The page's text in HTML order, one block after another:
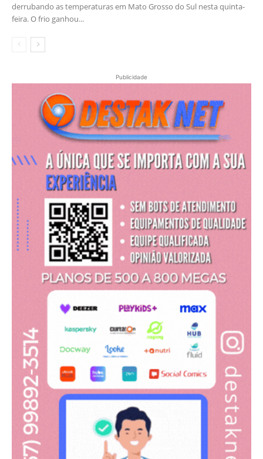
derrubando as temperaturas em Mato Grosso do Sul nesta quinta-
feira. O frio ganhou...
Publicidade